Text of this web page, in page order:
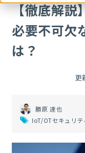
【徹底解説
必要不可欠
は？
更
勝原 達也
IoT/OTセキュリテ